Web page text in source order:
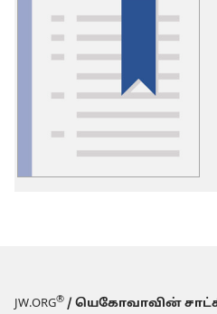
JW.ORG® / யெகோவாவின்